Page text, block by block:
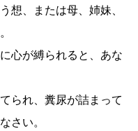
想、または母、姉妹、
心が縛られると、あな
られ、糞尿が詰まって
さい。